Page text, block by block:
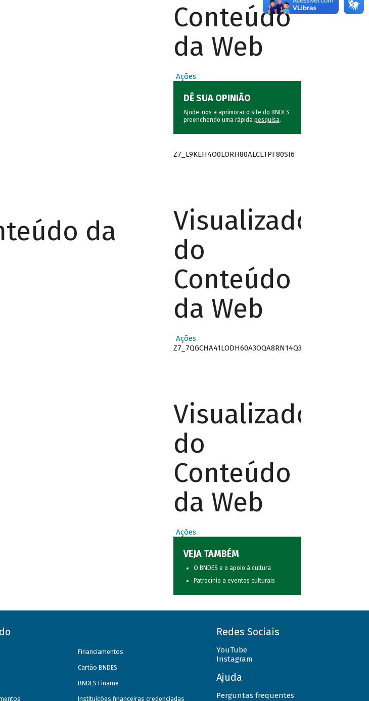
da
Conteúdo
da Web
Ações
DÊ SUA OPINIÃO
Ajude-nos a aprimorar o site do BNDES
preenchendo uma rápida pesquisa.
Z7_L9KEH4O0LORH80ALCLTPF80SI6
Visualizador
do
Conteúdo
da Web
Ações
Z7_7QGCHA41LODH60A3OQA8RN14Q3
Visualizador
do
Conteúdo
da Web
Ações
VEJA TAMBÉM
O BNDES e o apoio à cultura
Patrocínio a eventos culturais
Financiamentos
Cartão BNDES
BNDES Finame
Instituições financeiras credenciadas
Redes Sociais
YouTube
Instagram
Ajuda
Perguntas frequentes